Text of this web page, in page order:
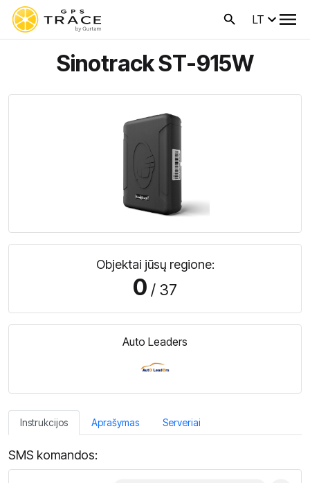
LT
Sinotrack ST-915W
Objektai jūsų regione:
0 / 37
Auto Leaders
Instrukcijos Aprašymas Serveriai
SMS komandos: